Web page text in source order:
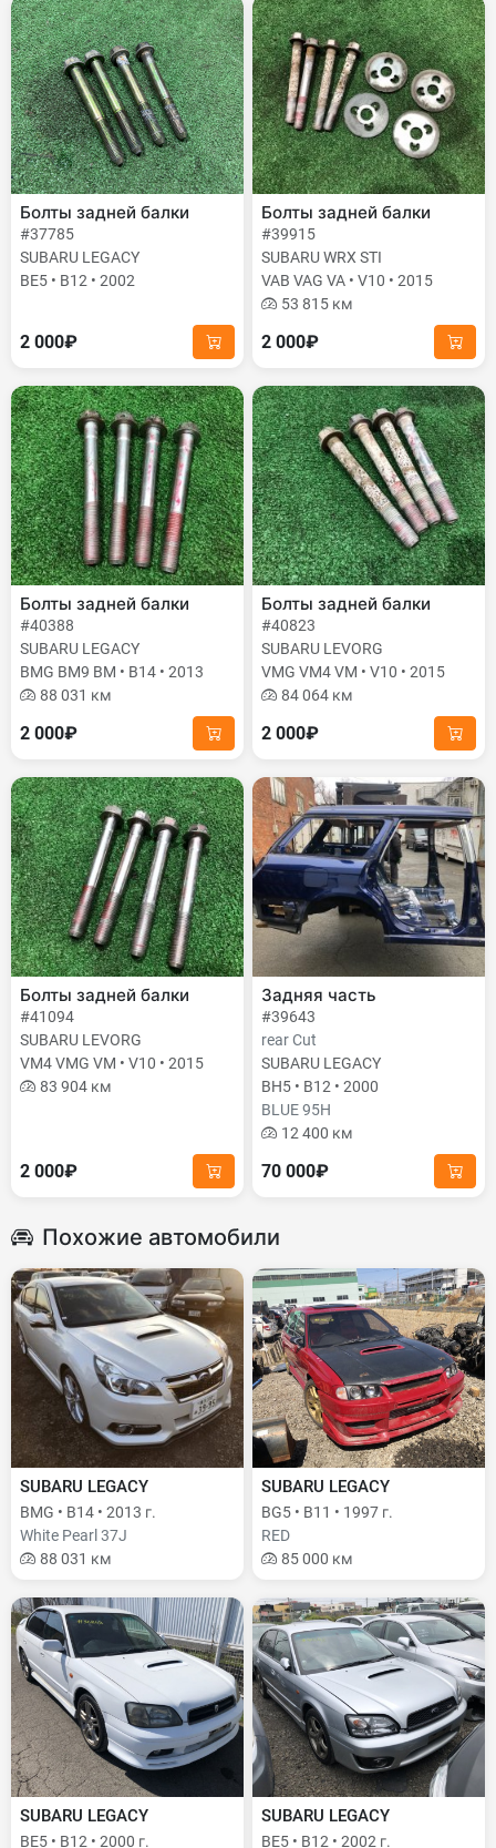
Болты задней балки
#37785
SUBARU LEGACY
BE5 • B12 • 2002
2 000₽
Болты задней балки
#39915
SUBARU WRX STI
VAB VAG VA • V10 • 2015
53 815 км
2 000₽
Болты задней балки
#40388
SUBARU LEGACY
BMG BM9 BM • B14 • 2013
88 031 км
2 000₽
Болты задней балки
#40823
SUBARU LEVORG
VMG VM4 VM • V10 • 2015
84 064 км
2 000₽
Болты задней балки
#41094
SUBARU LEVORG
VM4 VMG VM • V10 • 2015
83 904 км
2 000₽
Задняя часть
#39643
rear Cut
SUBARU LEGACY
BH5 • B12 • 2000
BLUE 95H
12 400 км
70 000₽
Похожие автомобили
SUBARU LEGACY
BMG • B14 • 2013 г.
White Pearl 37J
88 031 км
SUBARU LEGACY
BG5 • B11 • 1997 г.
RED
85 000 км
SUBARU LEGACY
BE5 • B12 • 2000 г.
SUBARU LEGACY
BE5 • B12 • 2002 г.